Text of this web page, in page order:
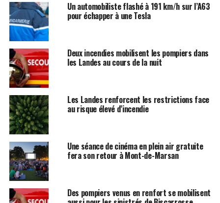
Un automobiliste flashé à 191 km/h sur l’A63
pour échapper à une Tesla
Deux incendies mobilisent les pompiers dans
les Landes au cours de la nuit
Les Landes renforcent les restrictions face
au risque élevé d’incendie
Une séance de cinéma en plein air gratuite
fera son retour à Mont-de-Marsan
Des pompiers venus en renfort se mobilisent